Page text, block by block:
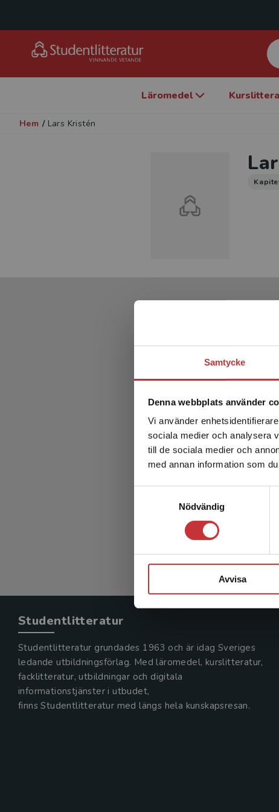
Samtycke
Denna webbplats använder
Vi använder
sociala medier och analysera
till de sociala medier och
med annan information som
Nödvändig
Avvisa
Läromedel
Hem / Lars Kristén
Hälsa
Hallberg,
Studentlitteratur
Studentlitteratur grundades 1963 och är idag Sveriges
ledande utbildningsförlag. Med läromedel, kurslitteratur,
facklitteratur, utbildningar och digitala
informationstjänster i utbudet,
finns Studentlitteratur med längs hela kunskapsresan.